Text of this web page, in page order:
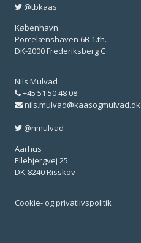
@tbkaas
København
Porcelænshaven 6B 1.th.
DK-2000 Frederiksberg C
Nils Mulvad
+45 51 50 48 08
nils.mulvad@kaasogmulvad.dk
@nmulvad
Aarhus
Ellebjergvej 25
DK-8240 Risskov
Cookie- og privatlivspolitik